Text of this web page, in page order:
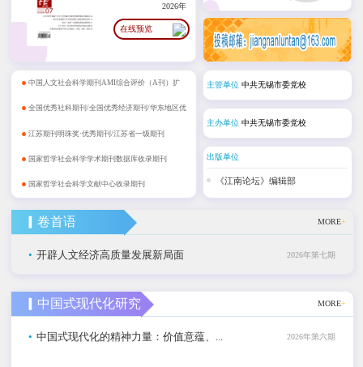
2026年
在线预览
• 中国人文社会科学期刊AMI综合评价（A刊）扩
展期刊
• 全国优秀社科期刊/全国优秀经济期刊/华东地区优
秀期刊
• 江苏期刊明珠奖·优秀期刊/江苏省一级期刊
• 国家哲学社会科学学术期刊数据库收录期刊
• 国家哲学社会科学文献中心收录期刊
主管单位 中共无锡市委党校
主办单位 中共无锡市委党校
出版单位
《江南论坛》编辑部
▎卷首语 MORE+
• 开辟人文经济高质量发展新局面 2026年第七期
▎中国式现代化研究 MORE+
• 中国式现代化的精神力量：价值意蕴、... 2026年第六期